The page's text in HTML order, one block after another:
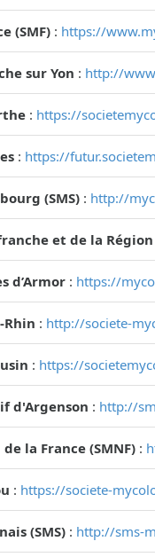
(SMF) : https://
sur Yon : http://
: https://
: https://
(SMS) : http://
et de la Région
d’Armor : https://
Rhin : http://societe-
: https://
d'Argenson : http://
la France (SMNF) :
: https://societe-
(SMS) : http://sms-